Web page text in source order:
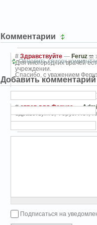
Комментарии
# Здравствуйте — Feruz
Для иногородних врачей
учреждении.
Спасибо, с уважением
# ответ для Феруза—
Здравствуйте, Феруз! Нет,
Обновить список
Добавить комментарий
Подписаться на